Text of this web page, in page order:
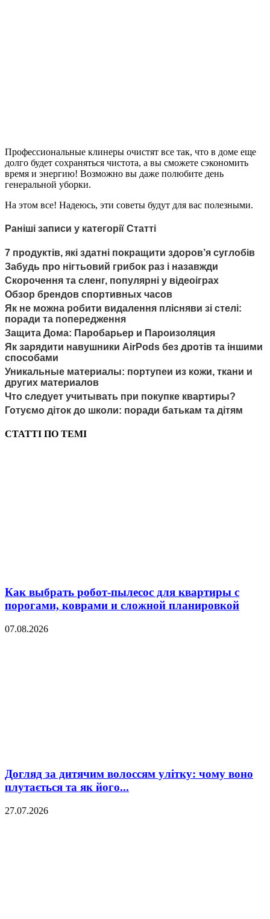
Профессиональные клинеры очистят все так, что в доме еще
долго будет сохраняться чистота, а вы сможете сэкономить
время и энергию! Возможно вы даже полюбите день
генеральной уборки.
На этом все! Надеюсь, эти советы будут для вас полезными.
Раніші записи у категорії Статті
7 продуктів, які здатні покращити здоров’я суглобів
Забудь про нігтьовий грибок раз і назавжди
Скорочення та сленг, популярні у відеоіграх
Обзор брендов спортивных часов
Як не можна робити видалення плісняви зі стелі:
поради та попередження
Защита Дома: Паробарьер и Пароизоляция
Як зарядити навушники AirPods без дротів та іншими
способами
Уникальные материалы: портупеи из кожи, ткани и
других материалов
Что следует учитывать при покупке квартиры?
Готуємо діток до школи: поради батькам та дітям
СТАТТІ ПО ТЕМІ
Как выбрать робот-пылесос для квартиры с
порогами, коврами и сложной планировкой
07.08.2026
Догляд за дитячим волоссям улітку: чому воно
плутається та як його...
27.07.2026